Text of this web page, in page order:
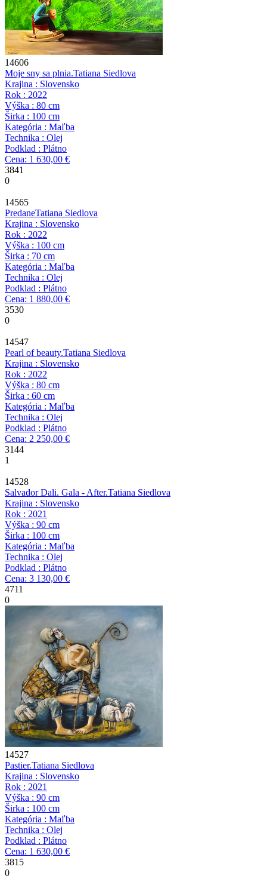
14606
Moje sny sa plnia.Tatiana Siedlova
Krajina : Slovensko
Rok : 2022
Výška : 80 cm
Širka : 100 cm
Kategória : Maľba
Technika : Olej
Podklad : Plátno
Cena: 1 630,00 €
3841
0
14565
PredaneTatiana Siedlova
Krajina : Slovensko
Rok : 2022
Výška : 100 cm
Širka : 70 cm
Kategória : Maľba
Technika : Olej
Podklad : Plátno
Cena: 1 880,00 €
3530
0
14547
Pearl of beauty.Tatiana Siedlova
Krajina : Slovensko
Rok : 2022
Výška : 80 cm
Širka : 60 cm
Kategória : Maľba
Technika : Olej
Podklad : Plátno
Cena: 2 250,00 €
3144
1
14528
Salvador Dali. Gala - After.Tatiana Siedlova
Krajina : Slovensko
Rok : 2021
Výška : 90 cm
Širka : 100 cm
Kategória : Maľba
Technika : Olej
Podklad : Plátno
Cena: 3 130,00 €
4711
0
14527
Pastier.Tatiana Siedlova
Krajina : Slovensko
Rok : 2021
Výška : 90 cm
Širka : 100 cm
Kategória : Maľba
Technika : Olej
Podklad : Plátno
Cena: 1 630,00 €
3815
0